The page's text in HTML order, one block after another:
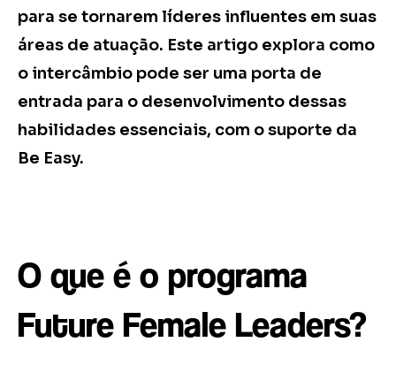
para se tornarem líderes influentes em suas
áreas de atuação. Este artigo explora como
o intercâmbio pode ser uma porta de
entrada para o desenvolvimento dessas
habilidades essenciais, com o suporte da
Be Easy.
O que é o programa
Future Female Leaders?